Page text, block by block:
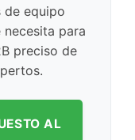
de equipo
para
preciso de
AL